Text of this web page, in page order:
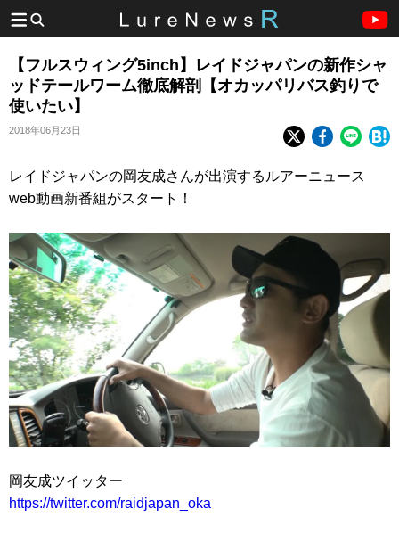
【フルスウィング5inch】レイドジャパンの新作シャ
ッドテールワーム徹底解剖【オカッパリバス釣りで
使いたい】
2018年06月23日
レイドジャパンの岡友成さんが出演するルアーニュース
web動画新番組がスタート！
岡友成ツイッター
https://twitter.com/raidjapan_oka